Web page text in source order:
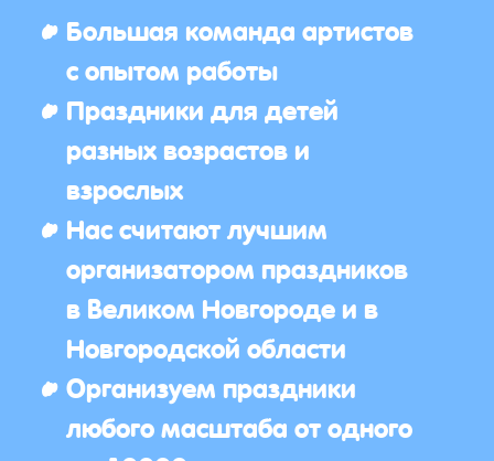
Большая команда артистов
с опытом работы
Праздники для детей
разных возрастов и
взрослых
Нас считают лучшим
организатором праздников
в Великом Новгороде и в
Новгородской области
Организуем праздники
любого масштаба от одного